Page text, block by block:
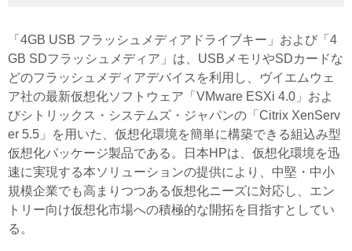
「4GB USB フラッシュメディアドライブキー」および「4
GB SDフラッシュメディア」は、USBメモリやSDカードな
どのフラッシュメディアデバイスを利用し、ヴイエムウェ
ア社の最新仮想化ソフトウェア「VMware ESXi 4.0」およ
びシトリックス・システムズ・ジャパンの「Citrix XenServ
er 5.5」を用いた、仮想化環境を簡単に構築できる組込み型
仮想化パッケージ製品である。日本HPは、仮想化環境を迅
速に実現する本ソリューションの提供により、中堅・中小
規模企業でも高まりつつある仮想化ニーズに対応し、エン
トリー向け仮想化市場への積極的な開拓を目指すとしてい
る。